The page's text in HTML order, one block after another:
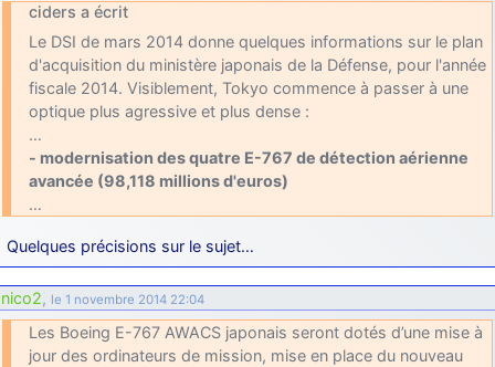
cachée dans les pins
au site!
jericho: Bonne année et tous mes meilleurs voeux à tous pour
2026 !
année!
jericho: Merci D9pouces, à mon tour de souhaiter un Joyeux Noël
et de bonnes fêtes de fin d'année.
d9pouces: Joyeux Noël à tous !
comme le Prytanée dans la Sarthe, ça ne peut pas faire de mal !
d9pouces: C'est plutôt après le lycée, voire après une prépa
scientifique, tu as donc encore un peu de temps devant toi
ciders a écrit
Le DSI de mars 2014 donne quelques informations sur le plan
d'acquisition du ministère japonais de la Défense, pour l'année
fiscale 2014. Visiblement, Tokyo commence à passer à une
optique plus agressive et plus dense :
…
- modernisation des quatre E-767 de détection aérienne
avancée (98,118 millions d'euros)
…
Quelques précisions sur le sujet…
nico2, le 1 novembre 2014 22:04
Les Boeing E-767 AWACS japonais seront dotés d’une mise à
jour des ordinateurs de mission, mise en place du nouveau